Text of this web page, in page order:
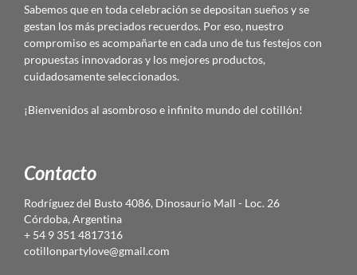
Sabemos que en toda celebración se depositan sueños y se
gestan los más preciados recuerdos. Por eso, nuestro
compromiso es acompañarte en cada uno de tus festejos con
propuestas innovadoras y los mejores productos,
cuidadosamente seleccionados.
¡Bienvenidos al asombroso e infinito mundo del cotillón!
Contacto
Rodríguez del Busto 4086, Dinosaurio Mall - Loc. 26
Córdoba, Argentina
+ 54 9 351 4817316
cotillonpartylove@gmail.com